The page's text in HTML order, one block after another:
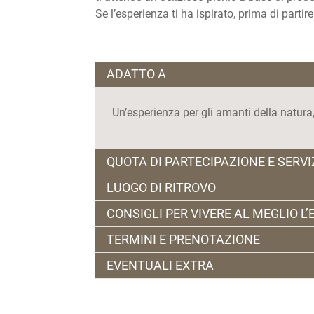
Se l’esperienza ti ha ispirato, prima di
ADATTO A
Un’esperienza per gli amanti della
QUOTA DI PARTECIPAZIONE E
€ 65,00 a persona comprensivi di
picnic con prodotti locali e nr.1 bottiglia
€ 30,00 per bambini fino ai 12 anni
mela di loro produzione.
Servizi inclusi: buono del 10% di sconto
LUOGO DI RITROVO
Via Bassano, 3 – Trento (TN)
ore 10.30
CONSIGLI PER VIVERE AL MEGLIO
Si consiglia abbigliamento comodo e
TERMINI E PRENOTAZIONE
Prenotazione obbligatoria almeno 24
EVENTUALI EXTRA